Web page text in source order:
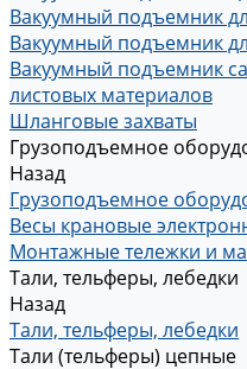
Вакуумный подъемник
Вакуумный подъемник
Вакуумный подъемник
листовых материалов
Шланговые захваты
Грузоподъемное
Назад
Грузоподъемное
Весы крановые
Монтажные тележки и
Тали, тельферы, лебедки
Назад
Тали, тельферы, лебедки
Тали (тельферы) цепные